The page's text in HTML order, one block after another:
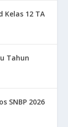
Kelas 12 TA
Tahun
SNBP 2026